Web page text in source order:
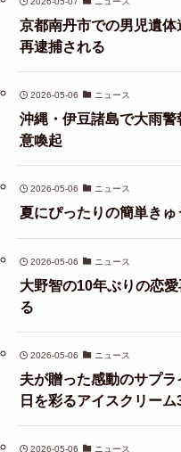
京都南丹市での男児遺
再逮捕される
2026-05-06 ニュース
沖縄・伊豆諸島で大雨
意喚起
2026-05-06 ニュース
夏にぴったりの簡単き
2026-05-06 ニュース
大野智の10年ぶりの恋
る
2026-05-06 ニュース
夫が贈った感動のサプ
日を彩るアイスクリー
2026-05-06 ニュース